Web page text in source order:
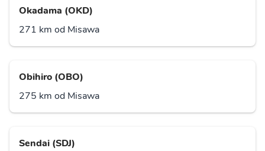
Okadama (OKD)
271 km od Misawa
Obihiro (OBO)
275 km od Misawa
Sendai (SDJ)